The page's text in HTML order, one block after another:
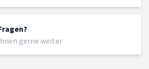
gerne weiter